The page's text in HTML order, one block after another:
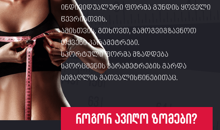
ინდივიდუალური ფორმა გუნდის ყოველი
წევრისთვის.
ამისთვის, გთხოვთ, გამოგვიგზავნოთ
თქვენი პარამეტრები.
სპორტული ფორმა მზადდება
სპორცმენის პარამეტრების გარდა
სიმაღლის გათვალისწინებითაც.
როგორ ავიღო ზომები?